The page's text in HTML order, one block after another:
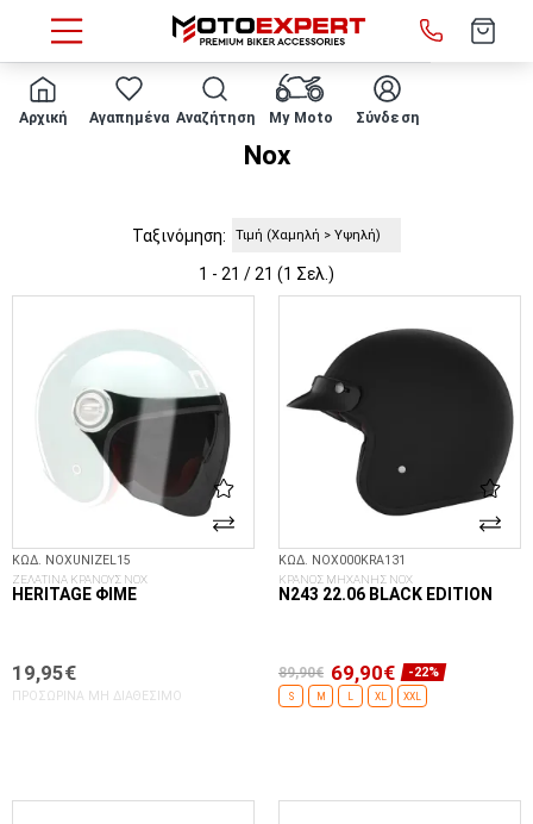
Αρχική Αγαπημένα Αναζήτηση My Moto Σύνδεση
Κατασκευαστές
Nox
Ταξινόμηση:
1 - 21 / 21 (1 Σελ.)
ΚΩΔ. NOXUNIZEL15
ΖΕΛΑΤΙΝΑ ΚΡΑΝΟΥΣ ΝΟΧ
HERITAGE ΦΙΜΈ
19,95€
ΠΡΟΣΩΡΙΝΆ ΜΗ ΔΙΑΘΈΣΙΜΟ
ΚΩΔ. NOX000KRA131
ΚΡΑΝΟΣ ΜΗΧΑΝΗΣ NOX
N243 22.06 BLACK EDITION
89,90€ 69,90€ -22%
S M XL XXL